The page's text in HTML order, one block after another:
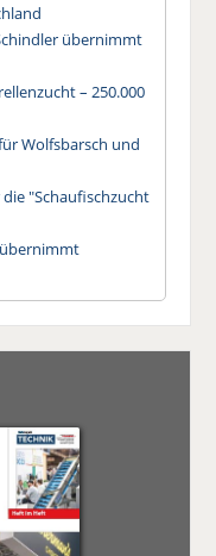
übernimmt
– 250.000
Wolfsbarsch und
"Schaufischzucht